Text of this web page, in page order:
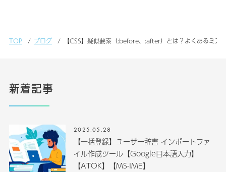
TOP ブログ 【CSS】疑似要素（:before、:after）とは？よくあるミス
新着記事
2025.05.28
【一括登録】ユーザー辞書 インポートファ
イル作成ツール【Google日本語入力】
【ATOK】【MS-IME】